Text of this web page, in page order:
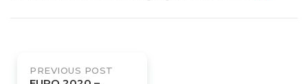
navigation
PREVIOUS POST